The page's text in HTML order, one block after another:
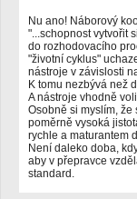
Nu ano! Náborový
"...schopnost vytvořit
do rozhodovacího
"životní cyklus"
nástroje v závislosti
K tomu nezbývá než
A nástroje vhodně
Osobně si myslím, že
poměrně vysoká
rychle a maturantem
Není daleko doba,
aby v přepravce
standard.